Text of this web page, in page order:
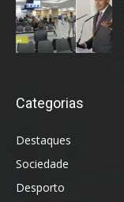
Categorias
Destaques
Sociedade
Desporto